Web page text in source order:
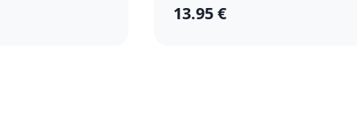
13.95 €